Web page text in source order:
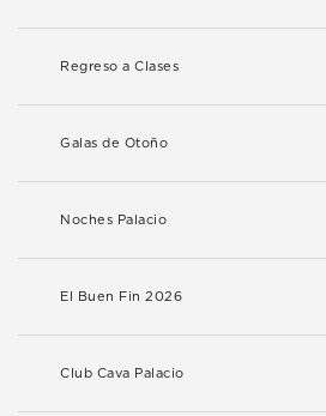
Regreso a Clases
Galas de Otoño
Noches Palacio
El Buen Fin 2026
Club Cava Palacio